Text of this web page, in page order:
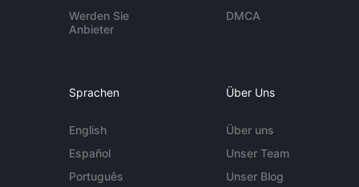
Werden Sie
Anbieter
DMCA
Sprachen
English
Español
Português
Über Uns
Über uns
Unser Team
Unser Blog